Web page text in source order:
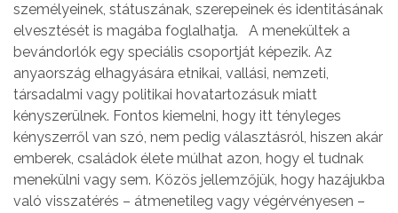
személyeinek, státuszának, szerepeinek és identitásának
elvesztését is magába foglalhatja. A menekültek a
bevándorlók egy speciális csoportját képezik. Az
anyaország elhagyására etnikai, vallási, nemzeti,
társadalmi vagy politikai hovatartozásuk miatt
kényszerülnek. Fontos kiemelni, hogy itt tényleges
kényszerről van szó, nem pedig választásról, hiszen akár
emberek, családok élete múlhat azon, hogy el tudnak
menekülni vagy sem. Közös jellemzőjük, hogy hazájukba
való visszatérés – átmenetileg vagy végérvényesen –